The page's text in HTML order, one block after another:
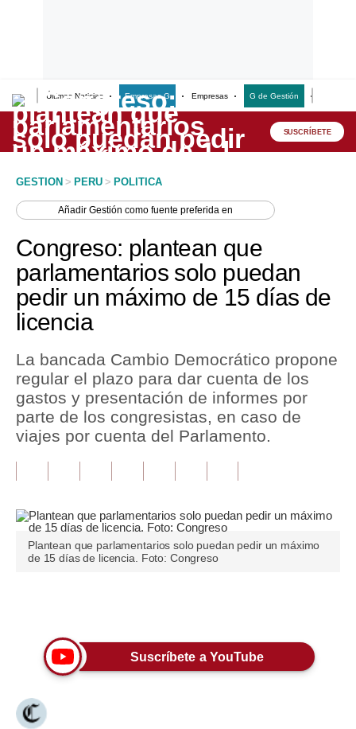
Últimas Noticias Empresas G Empresas G de Gestión
Lo último
Peru Quiosco
Economía
Mercados
Perú
Política
Tu Dinero
Finanzas Personales
Plus G
Opinión
Editorial
Tendencias
Lujo
Viajes
SUSCRÍBETE
GESTION > PERU > POLITICA
AñadirGestión como fuente preferida en
Congreso: plantean que
parlamentarios solo puedan
pedir un máximo de 15 días de
licencia
La bancada Cambio Democrático propone
regular el plazo para dar cuenta de los
gastos y presentación de informes por
parte de los congresistas, en caso de
viajes por cuenta del Parlamento.
Plantean que parlamentarios solo puedan pedir un máximo
de 15 días de licencia. Foto: Congreso
Suscríbete a YouTube